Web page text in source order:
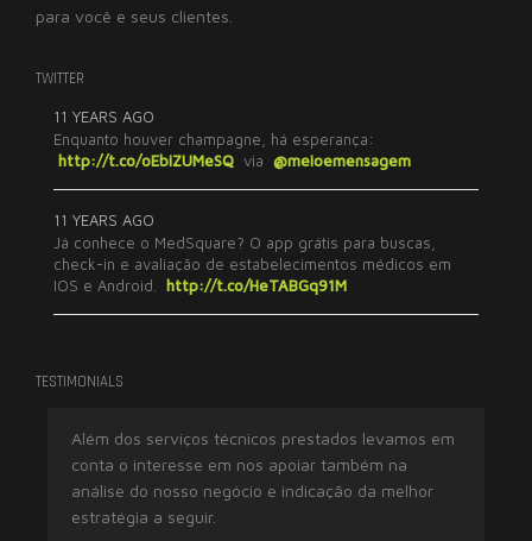
para você e seus clientes.
TWITTER
11 YEARS AGO
Enquanto houver champagne, há esperança:
http://t.co/oEbiZUMeSQ via @meioemensagem
11 YEARS AGO
Já conhece o MedSquare? O app grátis para buscas,
check-in e avaliação de estabelecimentos médicos em
IOS e Android. http://t.co/HeTABGq91M
TESTIMONIALS
Além dos serviços técnicos prestados levamos em
conta o interesse em nos apoiar também na
análise do nosso negócio e indicação da melhor
estratégia a seguir.